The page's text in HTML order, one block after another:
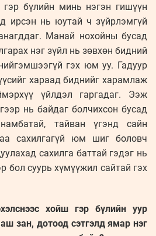
гэр бүлийн минь нэгэн гишүүн
ирсэн нь юутай ч зүйрлэмгүй
Манай нохойны бусад
нэг зүйл нь зөвхөн бидний
гэх юм уу. Гадуур
хараад биднийг харамлаж
үйлдэл гаргадаг. Ээж
нь байдаг болчихсон бусад
тайван үгэнд сайн
сахилгагүй юм шиг боловч
сахилга баттай гэдэг нь
бол суурь хүмүүжил сайтай гэх
хойш гэр бүлийн уур
зан, дотоод сэтгэлд ямар нэг